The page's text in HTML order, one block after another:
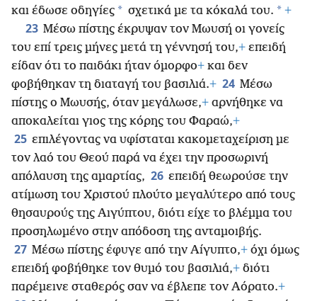
και έδωσε οδηγίες * σχετικά με τα κόκαλά του. * +
23 Μέσω πίστης έκρυψαν τον Μωυσή οι γονείς
του επί τρεις μήνες μετά τη γέννησή του,+ επειδή
είδαν ότι το παιδάκι ήταν όμορφο+ και δεν
φοβήθηκαν τη διαταγή του βασιλιά.+ 24 Μέσω
πίστης ο Μωυσής, όταν μεγάλωσε,+ αρνήθηκε να
αποκαλείται γιος της κόρης του Φαραώ,+
25 επιλέγοντας να υφίσταται κακομεταχείριση με
τον λαό του Θεού παρά να έχει την προσωρινή
απόλαυση της αμαρτίας, 26 επειδή θεωρούσε την
ατίμωση του Χριστού πλούτο μεγαλύτερο από τους
θησαυρούς της Αιγύπτου, διότι είχε το βλέμμα του
προσηλωμένο στην απόδοση της ανταμοιβής.
27 Μέσω πίστης έφυγε από την Αίγυπτο,+ όχι όμως
επειδή φοβήθηκε τον θυμό του βασιλιά,+ διότι
παρέμεινε σταθερός σαν να έβλεπε τον Αόρατο.+